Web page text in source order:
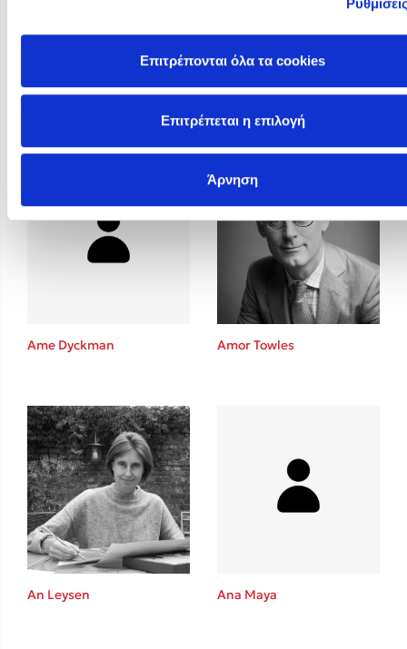
Επιτρέπονται όλα τα cookies
Επιτρέπεται η επιλογή
Άρνηση
Allain Glykos Altea Villa
Ame Dyckman Amor Towles
An Leysen Ana Maya